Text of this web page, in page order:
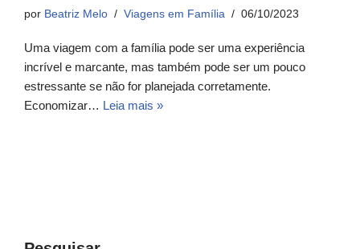
por Beatriz Melo Viagens em Família 06/10/2023
Uma viagem com a família pode ser uma experiência
incrível e marcante, mas também pode ser um pouco
estressante se não for planejada corretamente.
Economizar… Leia mais »